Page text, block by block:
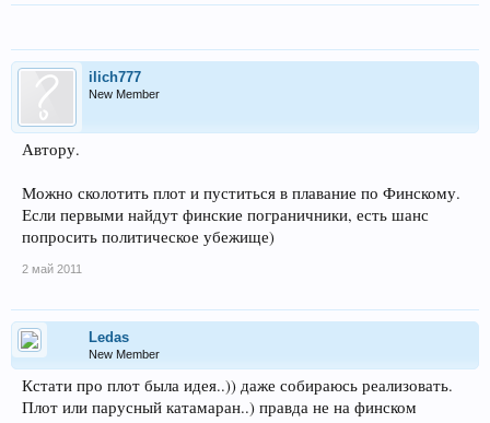
ilich777
New Member
Автору.
Можно сколотить плот и пуститься в плавание по Финскому.
Если первыми найдут финские пограничники, есть шанс
попросить политическое убежище)
2 май 2011
Ledas
New Member
Кстати про плот была идея..)) даже собираюсь реализовать.
Плот или парусный катамаран..) правда не на финском